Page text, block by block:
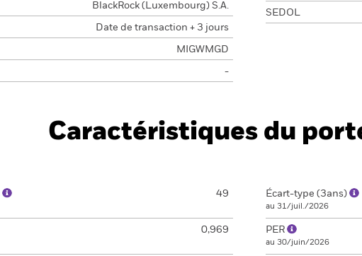
BlackRock (Luxembourg) S.A.
Date de transaction + 3 jours
MIGWMGD
-
SEDOL
Caractéristiques du
49
0,969
Écart-type (3ans)
au 31/juil./2026
PER
au 30/juin/2026